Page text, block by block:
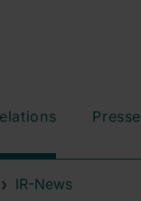
Presse
IR-News